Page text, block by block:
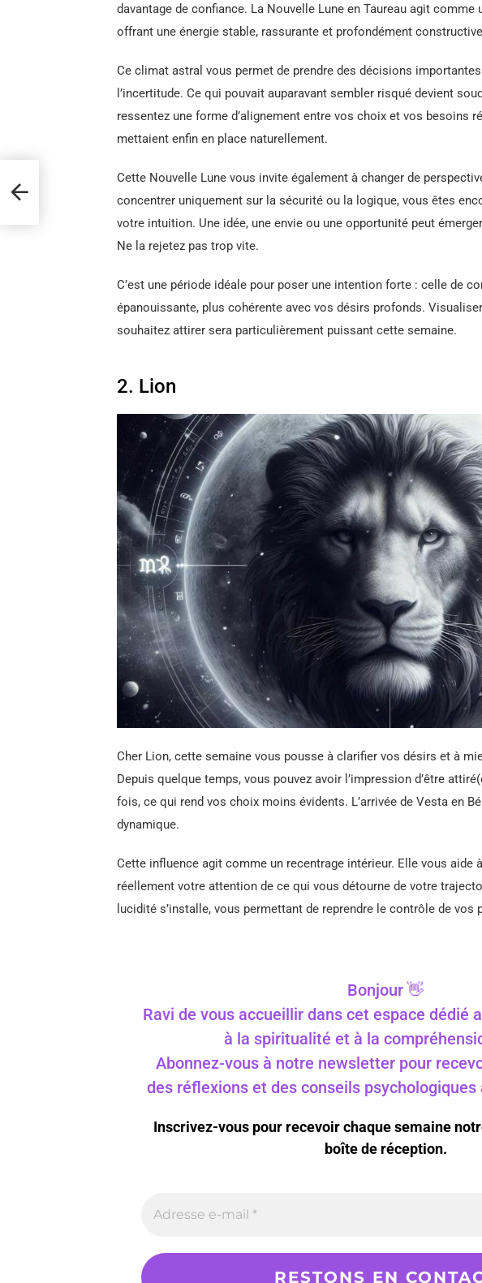
davantage de confiance. La Nouvelle Lune en Taureau agit comme
offrant une énergie stable, rassurante et profondément
Ce climat astral vous permet de prendre des décisions
l’incertitude. Ce qui pouvait auparavant sembler risqué devient
ressentez une forme d’alignement entre vos choix et vos besoins
mettaient enfin en place naturellement.
Cette Nouvelle Lune vous invite également à changer de
concentrer uniquement sur la sécurité ou la logique, vous êtes
votre intuition. Une idée, une envie ou une opportunité peut
Ne la rejetez pas trop vite.
C’est une période idéale pour poser une intention forte : celle de
épanouissante, plus cohérente avec vos désirs profonds.
souhaitez attirer sera particulièrement puissant cette semaine.
2. Lion
Cher Lion, cette semaine vous pousse à clarifier vos désirs et à
Depuis quelque temps, vous pouvez avoir l’impression d’être
fois, ce qui rend vos choix moins évidents. L’arrivée de Vesta en
dynamique.
Cette influence agit comme un recentrage intérieur. Elle vous aide
réellement votre attention de ce qui vous détourne de votre
lucidité s’installe, vous permettant de reprendre le contrôle de vos
Bonjour 👋
Ravi de vous accueillir dans cet espace dédié
à la spiritualité et à la
Abonnez-vous à notre newsletter pour
des réflexions et des conseils
Inscrivez-vous pour recevoir chaque semaine
boîte de réception.